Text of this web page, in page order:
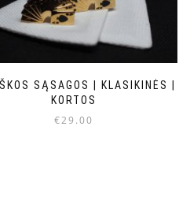
SĄSAGOS | KLASIKINĖS |
KORTOS
€29.00